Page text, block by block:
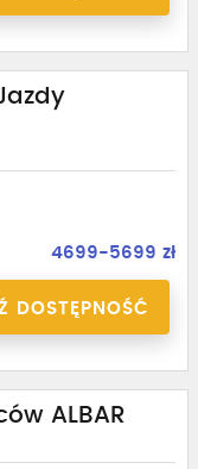
4699-5699 zł
DOSTĘPNOŚĆ
ALBAR